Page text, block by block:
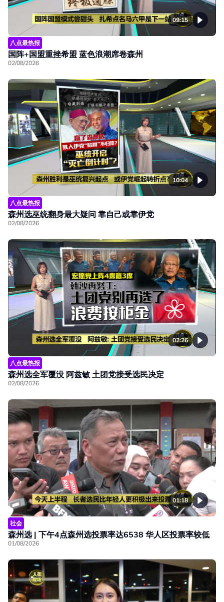
09:15
八点最热报
国阵+国盟重挫希盟 蓝色浪潮席卷森州
02/08/2026
10:04
八点最热报
森州选巫统翻身最大疑问 靠自己或靠伊党
02/08/2026
02:26
八点最热报
森州选全军覆没 阿兹敏 土团党接受选民决定
02/08/2026
01:18
社会
森州选 | 下午4点森州选投票率达6538 华人区投票率较低
01/08/2026